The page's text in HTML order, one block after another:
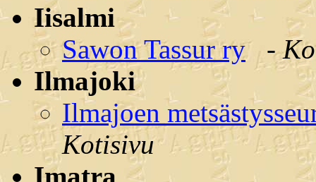
Iisalmi
Sawon Tassur ry-
Ilmajoki
Ilmajoen
Kotisivu
Imatra